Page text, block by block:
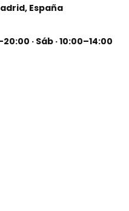
España
· Sáb · 10:00–14:00